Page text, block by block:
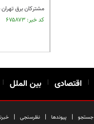
مشترکان برق
کد خبر: ۶۷۵۸۷۳ تاریخ انتشار : ۱۳۹۹/۰۵/۰۶
| اقتصادی | بین الملل |
جستجو | پیوندها | نظرسنجی |